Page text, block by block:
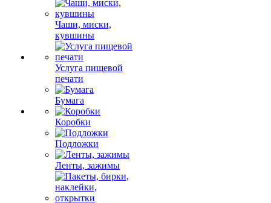
Чаши, миски,
кувшины
Услуга пищевой
печати
Бумага
Коробки
Подложки
Ленты, зажимы